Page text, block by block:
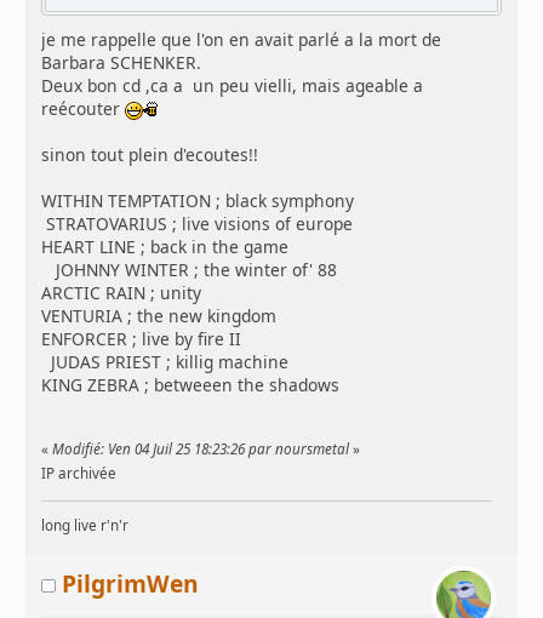
je me rappelle que l'on en avait parlé a la mort de
Barbara SCHENKER.
Deux bon cd ,ca a un peu vielli, mais ageable a
reécouter
sinon tout plein d'ecoutes!!
WITHIN TEMPTATION ; black symphony
STRATOVARIUS ; live visions of europe
HEART LINE ; back in the game
JOHNNY WINTER ; the winter of' 88
ARCTIC RAIN ; unity
VENTURIA ; the new kingdom
ENFORCER ; live by fire II
JUDAS PRIEST ; killig machine
KING ZEBRA ; betweeen the shadows
«Modifié: Ven 04 Juil 25 18:23:26 par noursmetal»
IP archivée
long live r'n'r
PilgrimWen